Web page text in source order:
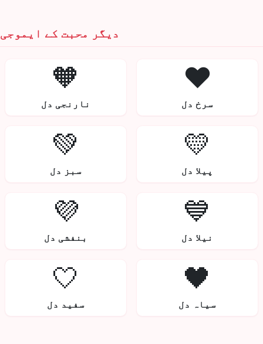
دیگر محبت کے ایموجی
❤️
سرخ دل
🧡
نارنجی دل
💛
پیلا دل
💚
سبز دل
💙
نیلا دل
💜
بنفشی دل
🖤
سیاہ دل
🤍
سفید دل